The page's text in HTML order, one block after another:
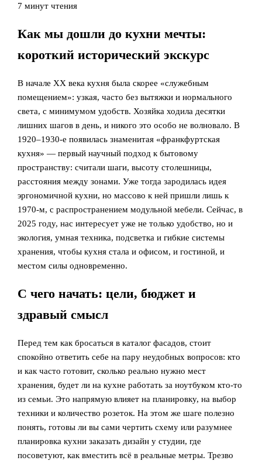
7 минут чтения
Как мы дошли до кухни мечты:
короткий исторический экскурс
В начале XX века кухня была скорее «служебным
помещением»: узкая, часто без вытяжки и нормального
света, с минимумом удобств. Хозяйка ходила десятки
лишних шагов в день, и никого это особо не волновало. В
1920–1930‑е появилась знаменитая «франкфуртская
кухня» — первый научный подход к бытовому
пространству: считали шаги, высоту столешницы,
расстояния между зонами. Уже тогда зародилась идея
эргономичной кухни, но массово к ней пришли лишь к
1970‑м, с распространением модульной мебели. Сейчас, в
2025 году, нас интересует уже не только удобство, но и
экология, умная техника, подсветка и гибкие системы
хранения, чтобы кухня стала и офисом, и гостиной, и
местом силы одновременно.
С чего начать: цели, бюджет и
здравый смысл
Перед тем как бросаться в каталог фасадов, стоит
спокойно ответить себе на пару неудобных вопросов: кто
и как часто готовит, сколько реально нужно мест
хранения, будет ли на кухне работать за ноутбуком кто‑то
из семьи. Это напрямую влияет на планировку, на выбор
техники и количество розеток. На этом же шаге полезно
понять, готовы ли вы сами чертить схему или разумнее
планировка кухни заказать дизайн у студии, где
посоветуют, как вместить всё в реальные метры. Трезво